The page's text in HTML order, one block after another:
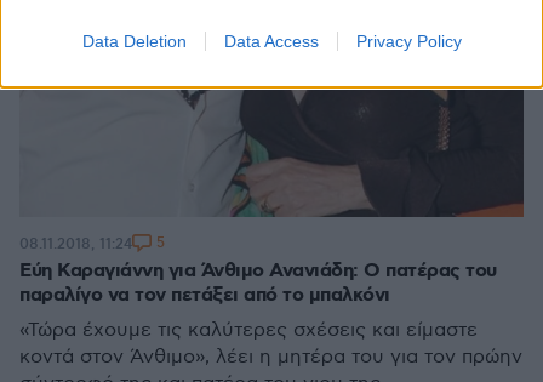
Data Deletion Data Access Privacy Policy
Εύη Καραγιάννη για Άνθιμο Ανανιάδη: Ο πατέρας του
παραλίγο να τον πετάξει από το μπαλκόνι
«Τώρα έχουμε τις καλύτερες σχέσεις και είμαστε
κοντά στον Άνθιμο», λέει η μητέρα του για τον πρώην
08.11.2018, 11:24 5